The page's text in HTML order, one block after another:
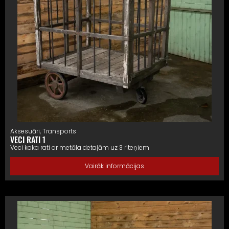
Aksesuāri,Transports
VECI RATI 1
Veci koka rati ar metāla detaļām uz 3 riteņiem
Vairāk informācijas